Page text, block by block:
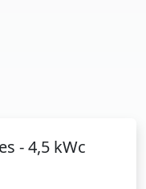
- 4,5 kWc